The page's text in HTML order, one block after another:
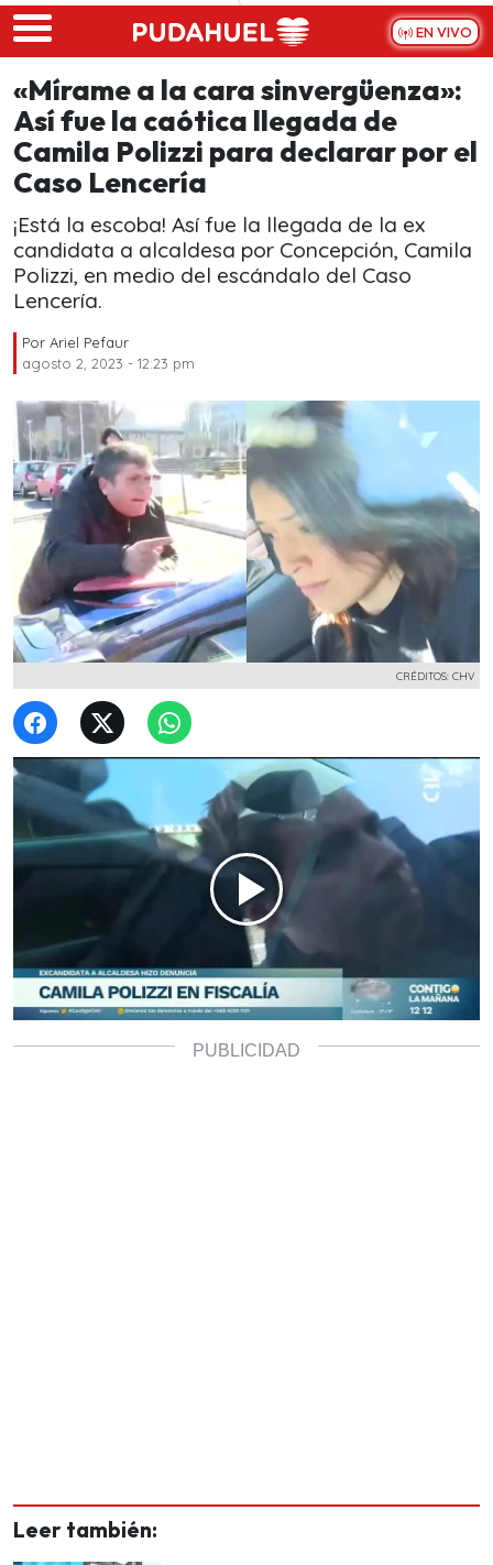
Skip to main content
EN VIVO
«Mírame a la cara sinvergüenza»:
Así fue la caótica llegada de
Camila Polizzi para declarar por el
Caso Lencería
¡Está la escoba! Así fue la llegada de la ex
candidata a alcaldesa por Concepción, Camila
Polizzi, en medio del escándalo del Caso
Lencería.
Por Ariel Pefaur
agosto 2, 2023 - 12:23 pm
CRÉDITOS: CHV
Leer también: